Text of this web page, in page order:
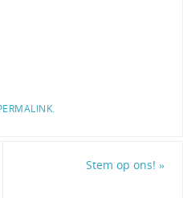
.
Stem op ons!»